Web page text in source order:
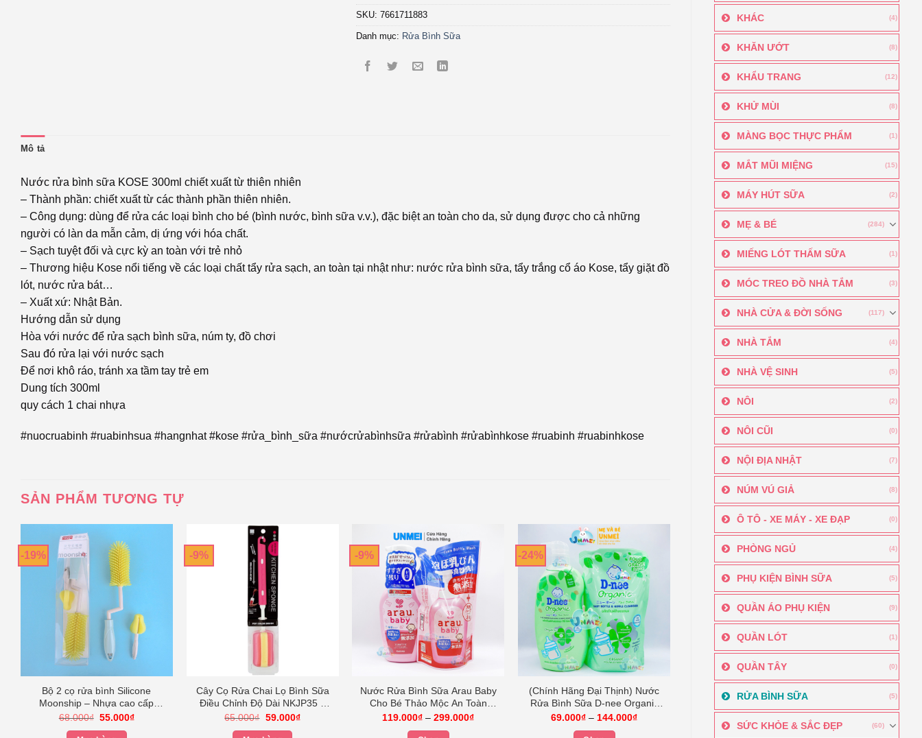
KHÁC (4)
KHĂN ƯỚT (8)
KHẨU TRANG (12)
KHỬ MÙI (8)
MÀNG BỌC THỰC PHẨM (1)
MẮT MŨI MIỆNG (15)
MÁY HÚT SỮA (2)
MẸ & BÉ (284)
MIẾNG LÓT THẤM SỮA (1)
MÓC TREO ĐỒ NHÀ TẮM (3)
NHÀ CỬA & ĐỜI SỐNG (117)
NHÀ TẮM (4)
NHÀ VỆ SINH (5)
NÔI (2)
NÔI CŨI (0)
NỘI ĐỊA NHẬT (7)
NÚM VÚ GIẢ (8)
Ô TÔ - XE MÁY - XE ĐẠP (0)
PHÒNG NGỦ (4)
PHỤ KIỆN BÌNH SỮA (5)
QUẦN ÁO PHỤ KIỆN (9)
QUẦN LÓT (1)
QUẦN TÂY (0)
RỬA BÌNH SỮA (5)
SỨC KHỎE & SẮC ĐẸP (60)
SKU: 7661711883
Danh mục: Rửa Bình Sữa
Mô tả
Nước rửa bình sữa KOSE 300ml chiết xuất từ thiên nhiên
– Thành phần: chiết xuất từ các thành phần thiên nhiên.
– Công dụng: dùng để rửa các loại bình cho bé (bình nước, bình sữa v.v.), đặc biệt an toàn cho da, sử dụng được cho cả những
người có làn da mẫn cảm, dị ứng với hóa chất.
– Sạch tuyệt đối và cực kỳ an toàn với trẻ nhỏ
– Thương hiệu Kose nổi tiếng về các loại chất tẩy rửa sạch, an toàn tại nhật như: nước rửa bình sữa, tẩy trắng cổ áo Kose, tẩy giặt đồ
lót, nước rửa bát…
– Xuất xứ: Nhật Bản.
Hướng dẫn sử dụng
Hòa với nước để rửa sạch bình sữa, núm ty, đồ chơi
Sau đó rửa lại với nước sạch
Để nơi khô ráo, tránh xa tầm tay trẻ em
Dung tích 300ml
quy cách 1 chai nhựa
#nuocruabinh #ruabinhsua #hangnhat #kose #rửa_bình_sữa #nướcrửabìnhsữa #rửabình #rửabìnhkose #ruabinh #ruabinhkose
SẢN PHẨM TƯƠNG TỰ
-19%
Bộ 2 cọ rửa bình Silicone
Moonship – Nhựa cao cấp
không BPA, Xoay 360 độ
68.000₫ Giá
55.000₫Giá
-9%
Cây Cọ Rửa Chai Lọ Bình Sữa
Điều Chỉnh Độ Dài NKJP35 –
Nhật Bản
65.000₫ Giá
59.000₫Giá
-9%
Nước Rửa Bình Sữa Arau Baby
Cho Bé Thảo Mộc An Toàn
Chai 500ml/ Túi 450ml
119.000₫ – 299.000₫Khoảng
-24%
(Chính Hãng Đại Thịnh) Nước
Rửa Bình Sữa D-nee Organic
Chai 600/Túi 550ml
69.000₫ – 144.000₫Khoảng